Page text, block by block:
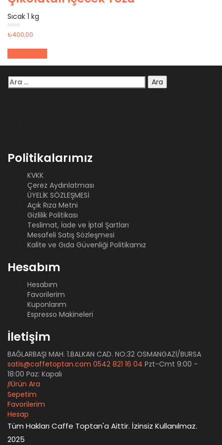
Sıcak 1 kg
5
üzerinden
aldı
₺400,00
Arama:
Politikalarımız
KVKK
Çerez Aydınlatması
ÜYELİK SÖZLEŞMESİ
Açık Rıza Metni
Gizlilik Politikası
Teslimat, İade ve İptal Şartları
Mesafeli Satış Sözleşmesi
Kalite ve Gıda Güvenliği Politikamız
Hesabım
Hesabım
Favorilerim
Kuponlarım
Espresso Makineleri
İletişim
BAĞLARBAŞI MAH. 1.BALKAN CAD. NO:32 OSMANGAZİ/BURSA
satis@caffetoptan.com 0542 821 16 04 Pzt-Cmt 9:00 -
18:00 Paz: Kapalı
Ürün Ara
Sepetim
Favorilerim
Hesap
Tüm Hakları Caffe Toptan'a Aittir. İzinsiz Kullanılmaz.
2025